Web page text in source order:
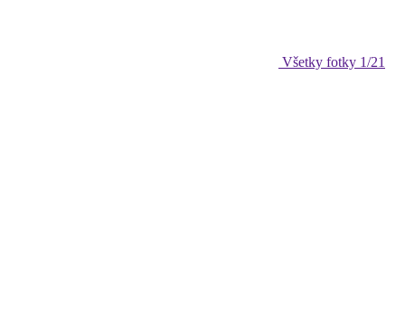
Všetky fotky 1/21